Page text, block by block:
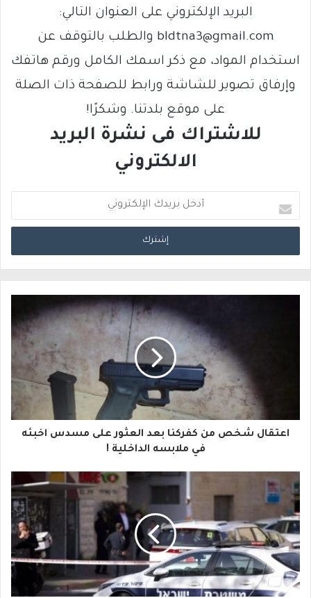
البريد الإلكتروني على العنوان التالي:
bldtna3@gmail.com والطلب بالتوقف عن
استخدام المواد، مع ذكر اسمك الكامل ورقم هاتفك
وإرفاق تصوير للشاشة ورابط للصفحة ذات الصلة
على موقع بلدتنا. وشكرًا!
للاشتراك فى نشرة البريد
الالكتروني
د
خ
ا
إ
ل
ك
ت
ر
و
اعتقال شخص من كفركنا بعد العثور على مسدس اخبئه
في ملابسه الداخلية !